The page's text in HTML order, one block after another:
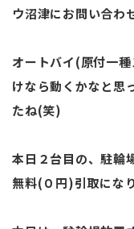
ウ沼津にお問い合
オートバイ(原付一
けなら動くかなと思
たね(笑)
本日２台目の、駐輪
無料(０円)引取にな